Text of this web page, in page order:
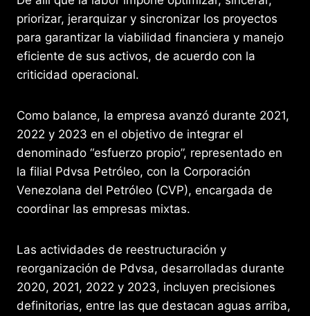
priorizar, jerarquizar y sincronizar los proyectos
para garantizar la viabilidad financiera y manejo
eficiente de sus activos, de acuerdo con la
criticidad operacional.
Como balance, la empresa avanzó durante 2021,
2022 y 2023 en el objetivo de integrar el
denominado “esfuerzo propio”, representado en
la filial Pdvsa Petróleo, con la Corporación
Venezolana del Petróleo (CVP), encargada de
coordinar las empresas mixtas.
Las actividades de reestructuración y
reorganización de Pdvsa, desarrolladas durante
2020, 2021, 2022 y 2023, incluyen precisiones
definitorias, entre las que destacan aguas arriba,